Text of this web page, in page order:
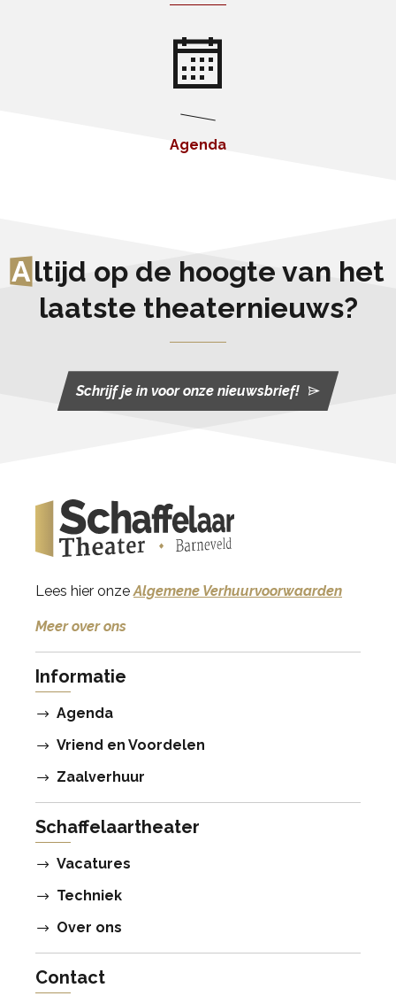
Agenda
Altijd op de hoogte van het
laatste theaternieuws?
Schrijf je in voor onze nieuwsbrief!
Lees hier onzeAlgemene Verhuurvoorwaarden
Meer over ons
Informatie
Agenda
Vriend en Voordelen
Zaalverhuur
Schaffelaartheater
Vacatures
Techniek
Over ons
Contact